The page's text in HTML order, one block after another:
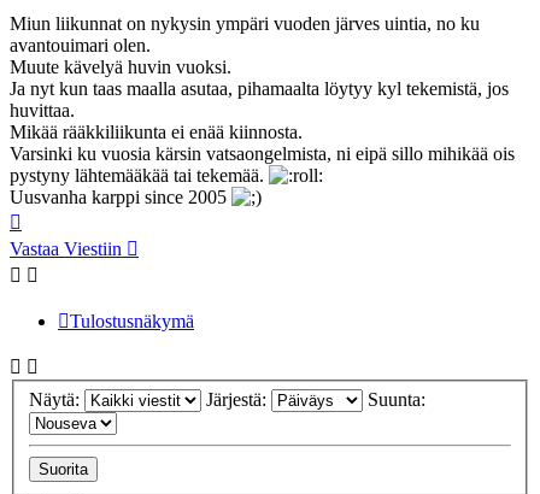
Miun liikunnat on nykysin ympäri vuoden järves uintia, no ku
avantouimari olen.
Muute kävelyä huvin vuoksi.
Ja nyt kun taas maalla asutaa, pihamaalta löytyy kyl tekemistä, jos
huvittaa.
Mikää rääkkiliikunta ei enää kiinnosta.
Varsinki ku vuosia kärsin vatsaongelmista, ni eipä sillo mihikää ois
pystyny lähtemääkää tai tekemää.
Uusvanha karppi since 2005
Vastaa Viestiin
Tulostusnäkymä
Näytä: Järjestä: Suunta: